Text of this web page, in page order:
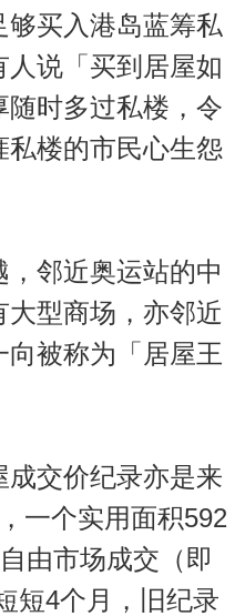
够买入港岛蓝筹私
人说「买到居屋如
时多过私楼，令
楼的市民心生怨
邻近奥运站的中
型商场，亦邻近
被称为「居屋王
交价纪录亦是来
一个实用面积592
由市场成交（即
短4个月，旧纪录